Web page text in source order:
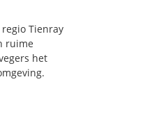
Tienray
ruime
het